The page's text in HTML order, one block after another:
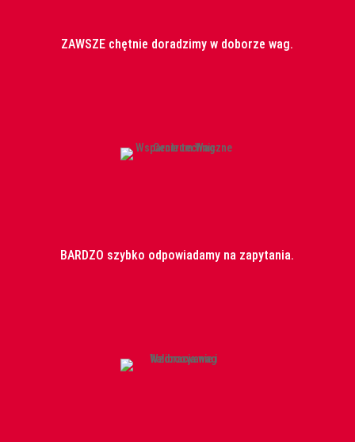
ZAWSZE chętnie doradzimy w doborze wag.
BARDZO szybko odpowiadamy na zapytania.